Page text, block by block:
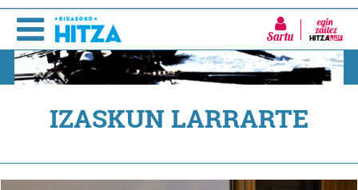
Sartu
IZASKUN LARRARTE